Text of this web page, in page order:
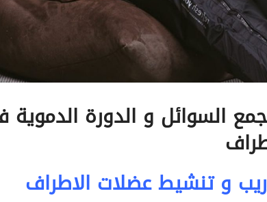
السوائل و الدورة
و تنشيط عضلات الاطراف